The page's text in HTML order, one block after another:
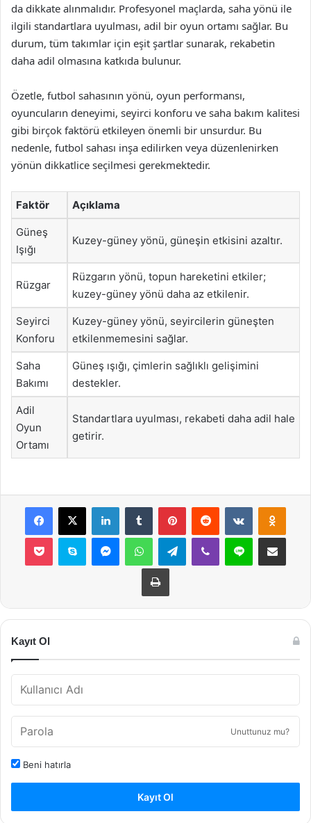
da dikkate alınmalıdır. Profesyonel maçlarda, saha yönü ile
ilgili standartlara uyulması, adil bir oyun ortamı sağlar. Bu
durum, tüm takımlar için eşit şartlar sunarak, rekabetin
daha adil olmasına katkıda bulunur.
Özetle, futbol sahasının yönü, oyun performansı,
oyuncuların deneyimi, seyirci konforu ve saha bakım kalitesi
gibi birçok faktörü etkileyen önemli bir unsurdur. Bu
nedenle, futbol sahası inşa edilirken veya düzenlenirken
yönün dikkatlice seçilmesi gerekmektedir.
Faktör Açıklama
Güneş
Işığı
Kuzey-güney yönü, güneşin etkisini azaltır.
Rüzgar
Rüzgarın yönü, topun hareketini etkiler;
kuzey-güney yönü daha az etkilenir.
Seyirci
Konforu
Kuzey-güney yönü, seyircilerin güneşten
etkilenmemesini sağlar.
Saha
Bakımı
Güneş ışığı, çimlerin sağlıklı gelişimini
destekler.
Adil
Oyun
Ortamı
Standartlara uyulması, rekabeti daha adil hale
getirir.
Facebook
X LinkedInTumblr PinterestReddit VKontakte
Pocket Skype MessengerWhatsAppTelegramViber Line E-Posta ile
Yazdır
Kayıt Ol
Unuttunuz mu?
Beni hatırla
Kayıt Ol